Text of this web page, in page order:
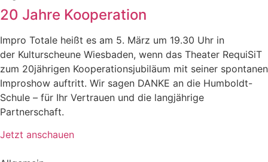
20 Jahre Kooperation
Impro Totale heißt es am 5. März um 19.30 Uhr in
der Kulturscheune Wiesbaden, wenn das Theater RequiSiT
zum 20jährigen Kooperationsjubiläum mit seiner spontanen
Improshow auftritt. Wir sagen DANKE an die Humboldt-
Schule – für Ihr Vertrauen und die langjährige
Partnerschaft.
Jetzt anschauen